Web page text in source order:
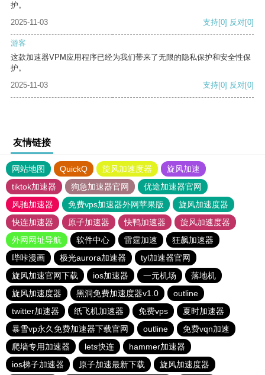
护。
2025-11-03
支持[0] 反对[0]
游客
这款加速器VPM应用程序已经为我们带来了无限的隐私保护和安全性保
护。
2025-11-03
支持[0] 反对[0]
友情链接
网站地图 QuickQ 旋风加速度器
旋风加速
tiktok加速器
狗急加速器官网
优途加速器官网
风驰加速器
免费vps加速器外网苹果版
旋风加速度器
快连加速器
原子加速器 快鸭加速器
旋风加速度器
外网网址导航
软件中心 雷霆加速
狂飙加速器
哔咔漫画
极光aurora加速器
tyl加速器官网
旋风加速官网下载
ios加速器 一元机场
落地机
旋风加速度器
黑洞免费加速度器v1.0
outline
twitter加速器
纸飞机加速器 免费vps
夏时加速器
暴雪vp永久免费加速器下载官网
outline
免费vqn加速
爬墙专用加速器
lets快连
hammer加速器
ios梯子加速器
原子加速最新下载 旋风加速度器